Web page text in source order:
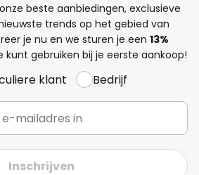
beste aanbiedingen, exclusieve
trends op het gebied van
je nu en we sturen je een 13%
kunt gebruiken bij je eerste aankoop!
klant Bedrijf
Inschrijven